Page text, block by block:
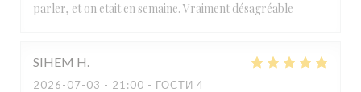
parler, et on etait en semaine. Vraiment désagréable
SIHEM H
2026-07-03 - 21:00 - ГОСТИ 4